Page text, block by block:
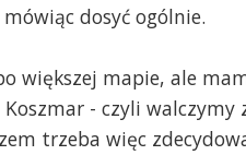
dosyć ogólnie.
większej mapie, ale
- czyli
trzeba więc